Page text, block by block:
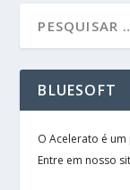
BLUESOFT
O Acelerato é
Entre em nosso